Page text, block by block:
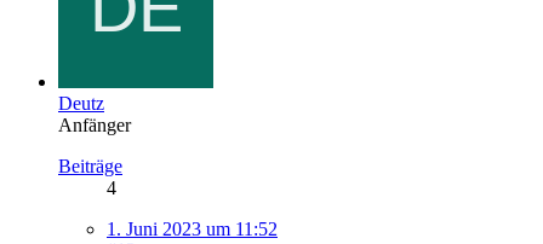
Deutz
Anfänger
Beiträge
4
1. Juni 2023 um 11:52